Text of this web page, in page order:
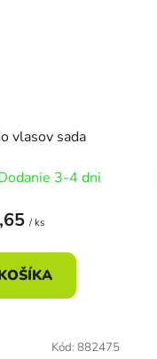
vlasov sada
3-4 dni
/ ks
Kód: 882475